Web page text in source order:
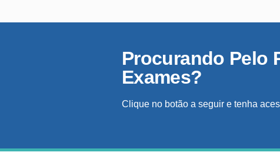
Procurando Pelo
Exames?
Clique no botão a seguir e tenha